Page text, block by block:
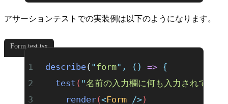
アサーションテストでの実装例は以下のようになります。
Form.test.tsx
describe( "form" , () => {
  test
( "名前の入力欄に何も入力されてい
    render
(<Form />)